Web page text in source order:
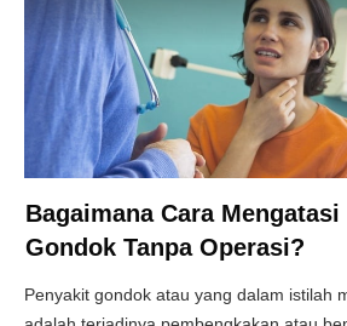
Bagaimana Cara
Gondok Tanpa Operasi?
Penyakit gondok atau yang dalam istilah